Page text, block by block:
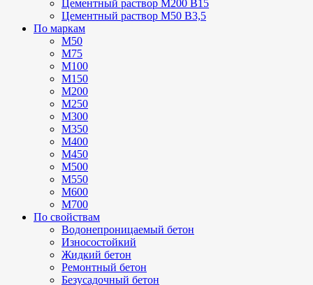
Цементный раствор М200 В15
Цементный раствор М50 В3,5
По маркам
М50
М75
М100
М150
М200
М250
М300
М350
М400
М450
М500
М550
М600
М700
По свойствам
Водонепроницаемый бетон
Износостойкий
Жидкий бетон
Ремонтный бетон
Безусадочный бетон